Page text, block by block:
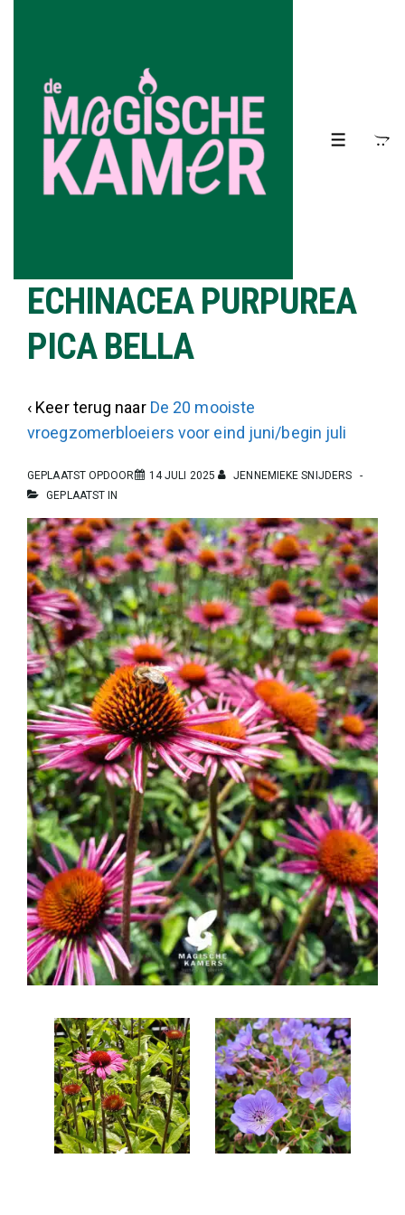
hoofdinhoud
MENU
ECHINACEA PURPUREA
PICA BELLA
‹ Keer terug naar De 20 mooiste
vroegzomerbloeiers voor eind juni/begin juli
GEPLAATST OPDOOR 14 JULI 2025
JENNEMIEKE SNIJDERS
GEPLAATST IN